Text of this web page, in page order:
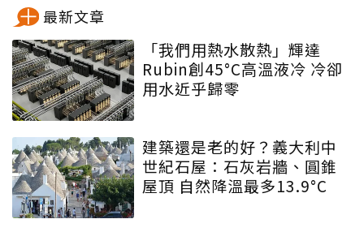
最新文章
「我們用熱水散熱」輝達
Rubin創45°C高溫液冷 冷卻
用水近乎歸零
建築還是老的好？義大利中
世紀石屋：石灰岩牆、圓錐
屋頂 自然降溫最多13.9°C